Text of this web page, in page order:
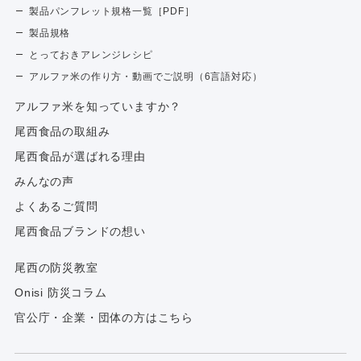
製品パンフレット規格一覧［PDF］
製品規格
とっておきアレンジレシピ
アルファ米の作り方・動画でご説明（6言語対応）
アルファ⽶を知っていますか？
尾西食品の取組み
尾西食品が選ばれる理由
みんなの声
よくあるご質問
尾西食品ブランドの想い
尾西の防災教室
Onisi 防災コラム
官公庁・企業・団体の方はこちら